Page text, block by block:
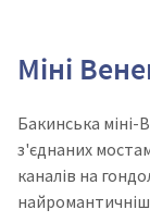
Міні
Бакинська міні-
з'єднаних
каналів на